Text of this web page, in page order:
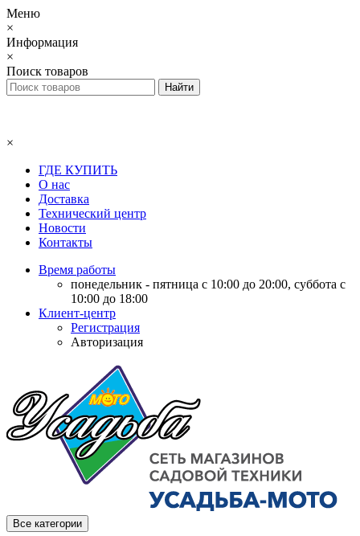
Меню
×
Информация
×
Поиск товаров
×
ГДЕ КУПИТЬ
О нас
Доставка
Технический центр
Новости
Контакты
Время работы
понедельник - пятница с 10:00 до 20:00, суббота с
10:00 до 18:00
Клиент-центр
Регистрация
Авторизация
Все категории